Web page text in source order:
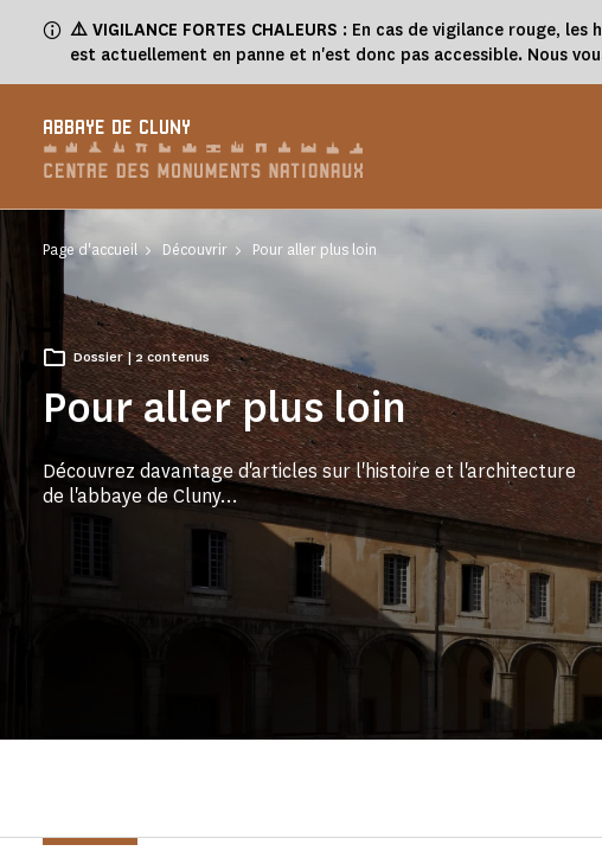
⚠️ VIGILANCE FORTES CHALEURS : En cas de vigilance rouge,
est actuellement en panne et n'est donc pas accessible. Nous
ABBAYE DE CLUNY
Page d'accueil Découvrir Pour aller plus loin
Pour aller plus loin
Découvrez davantage d'articles sur l'histoire et l'architecture
de l'abbaye de Cluny...
Dossier | 2 contenus